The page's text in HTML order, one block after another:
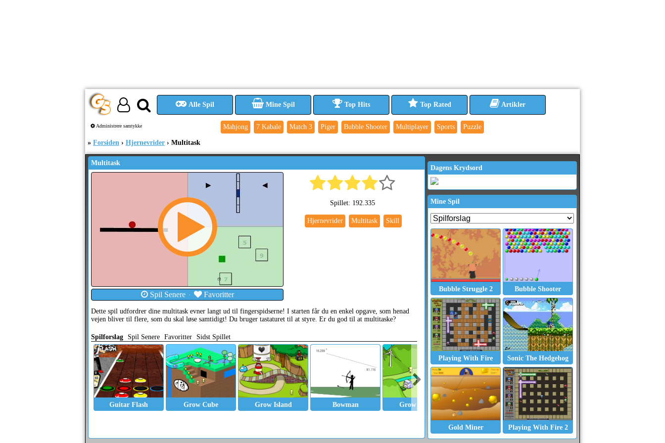
Administrere samtykke
Alle Spil Mine Spil Top Hits Top Rated Artikler
Mahjong 7 Kabale Match 3 Piger Bubble Shooter Multiplayer Sports Puzzle
Forsiden Hjernevrider Multitask
Multitask
Spil Senere · Favoritter
Spillet: 192.335
Hjernevrider Multitask Skill
Dette spil udfordrer dine multitask evner langt ud til fingerspidserne! I starten får du en enkel opgave, som henad
vejen bliver til flere, som du skal løse samtidigt! Du bruger tastaturet til at styre. Er du god til at multitaske?
Spilforslag Spil Senere Favoritter Sidst Spillet
Guitar Flash Grow Cube Grow Island Bowman Grow Valley Me and the Key Short History of the World
Dagens Krydsord
Mine Spil
Bubble Struggle 2 Bubble Shooter
Playing With Fire Sonic The Hedgehog
Gold Miner Playing With Fire 2